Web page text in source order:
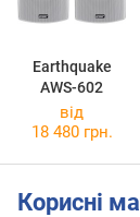
Earthquake
AWS-602
від
18 480 грн.
Корисні